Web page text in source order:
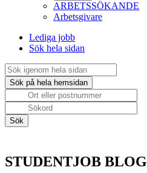
ARBETSSÖKANDE
Arbetsgivare
Lediga jobb
Sök hela sidan
STUDENTJOB BLOG